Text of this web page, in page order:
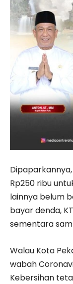
Rp250 ribu
lainnya belum
bayar denda,
sementara
Walau Kota
wabah
Kebersihan